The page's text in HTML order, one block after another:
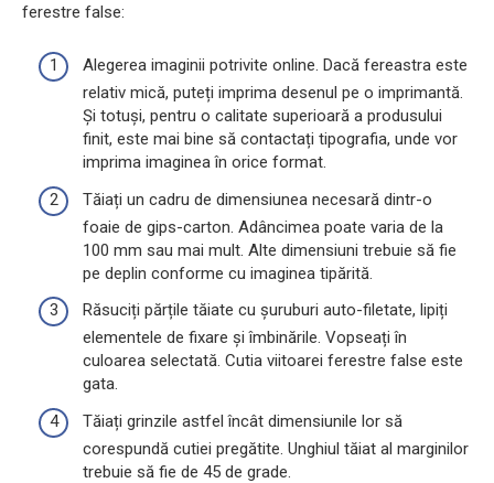
ferestre false:
Alegerea imaginii potrivite online. Dacă fereastra este
relativ mică, puteți imprima desenul pe o imprimantă.
Și totuși, pentru o calitate superioară a produsului
finit, este mai bine să contactați tipografia, unde vor
imprima imaginea în orice format.
Tăiați un cadru de dimensiunea necesară dintr-o
foaie de gips-carton. Adâncimea poate varia de la
100 mm sau mai mult. Alte dimensiuni trebuie să fie
pe deplin conforme cu imaginea tipărită.
Răsuciți părțile tăiate cu șuruburi auto-filetate, lipiți
elementele de fixare și îmbinările. Vopseați în
culoarea selectată. Cutia viitoarei ferestre false este
gata.
Tăiați grinzile astfel încât dimensiunile lor să
corespundă cutiei pregătite. Unghiul tăiat al marginilor
trebuie să fie de 45 de grade.